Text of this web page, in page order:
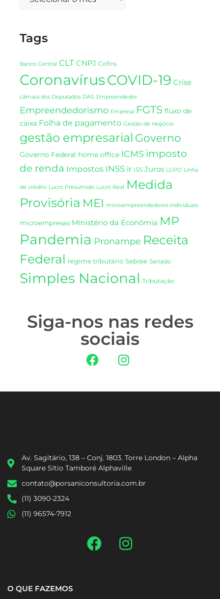
Tags
Banco Central CLT CNPJ Cofins
CoronavírusCOVID-19 Crise
câmara dos Deputados DAS Empreendedor
Empreendedorismo Empresa FGTS fluxo de
caixa Folha de pagamento Gestão de negócio
gestão empresarial Governo
Governo Federal home office ICMS imposto
de renda Impostos INSS ir ISS Juros LGPD Linha
de crédito Lucro Presumido Lucro Real
Medida
Provisória MEI microempreendedores individuais
microempresas Ministério da Econômia MP
Pandemia Pronampe Receita
Federal regime tributário Sebrae Senado
Simples Nacional Tributação
Siga-nos nas redes
sociais
Av. Sagitário, 138 – Conj. 1803. Torre London – Alpha
Square Sítio Tamboré Alphaville
contato@porsaniconsultoria.com.br
(11) 3090-2324